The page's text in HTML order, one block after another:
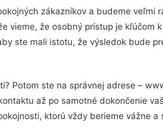
zákazníkov a budeme veľmi
vieme, že osobný prístup je kľúčom
ste mali istotu, že výsledok bude
Potom ste na správnej adrese –
až po samotné dokončenie
ktorú vždy berieme vážne a